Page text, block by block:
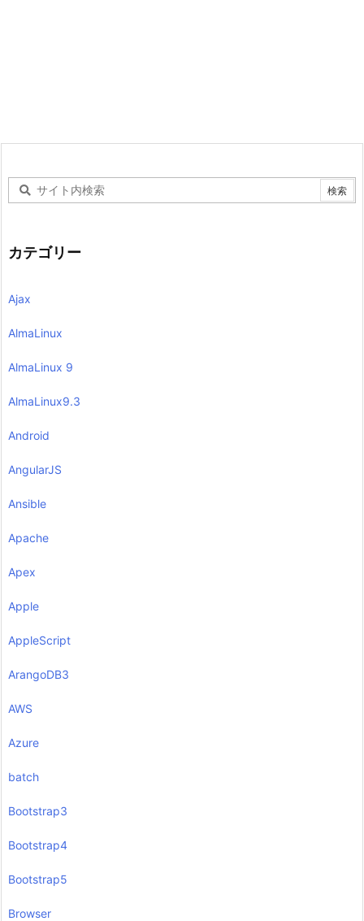
カテゴリー
Ajax
AlmaLinux
AlmaLinux 9
AlmaLinux9.3
Android
AngularJS
Ansible
Apache
Apex
Apple
AppleScript
ArangoDB3
AWS
Azure
batch
Bootstrap3
Bootstrap4
Bootstrap5
Browser